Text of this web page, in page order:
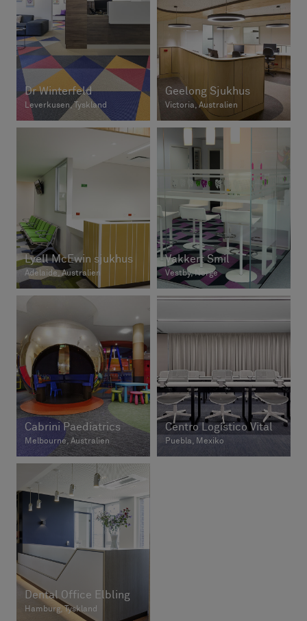
Dr Winterfeld
Leverkusen, Tyskland
Geelong Sjukhus
Victoria, Australien
Lyell McEwin sjukhus
Adelaide, Australien
Vakkert Smil
Vestby, Norge
Cabrini Paediatrics
Melbourne, Australien
Centro Logístico Vital
Puebla, Mexiko
Dental Office Elbling
Hamburg, Tyskland